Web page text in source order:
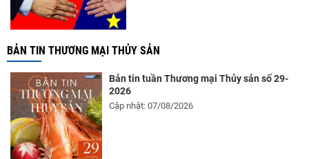
BẢN TIN THƯƠNG MẠI THỦY SẢN
Bản tin tuần Thương mại Thủy sản số 29-
2026
Cập nhật: 07/08/2026